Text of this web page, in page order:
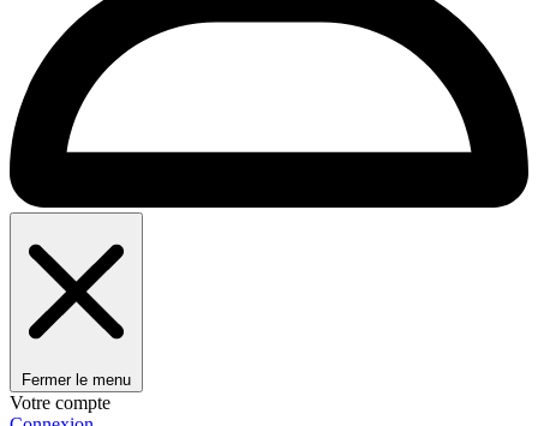
Fermer le menu
Votre compte